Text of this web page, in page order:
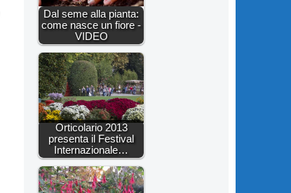
Dal seme alla pianta:
come nasce un fiore -
VIDEO
Orticolario 2013
presenta il Festival
Internazionale…